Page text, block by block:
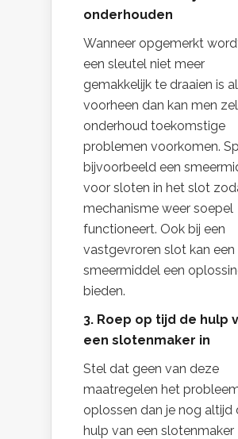
onderhouden
Wanneer opgemerkt
een sleutel niet meer
gemakkelijk te draaien is
voorheen dan kan men
onderhoud toekomstige
problemen voorkomen.
bijvoorbeeld een
voor sloten in het slot
mechanisme weer soepel
functioneert. Ook bij een
vastgevroren slot kan een
smeermiddel een
bieden.
3. Roep op tijd de hulp
een slotenmaker in
Stel dat geen van deze
maatregelen het
oplossen dan je nog altijd
hulp van een slotenmaker